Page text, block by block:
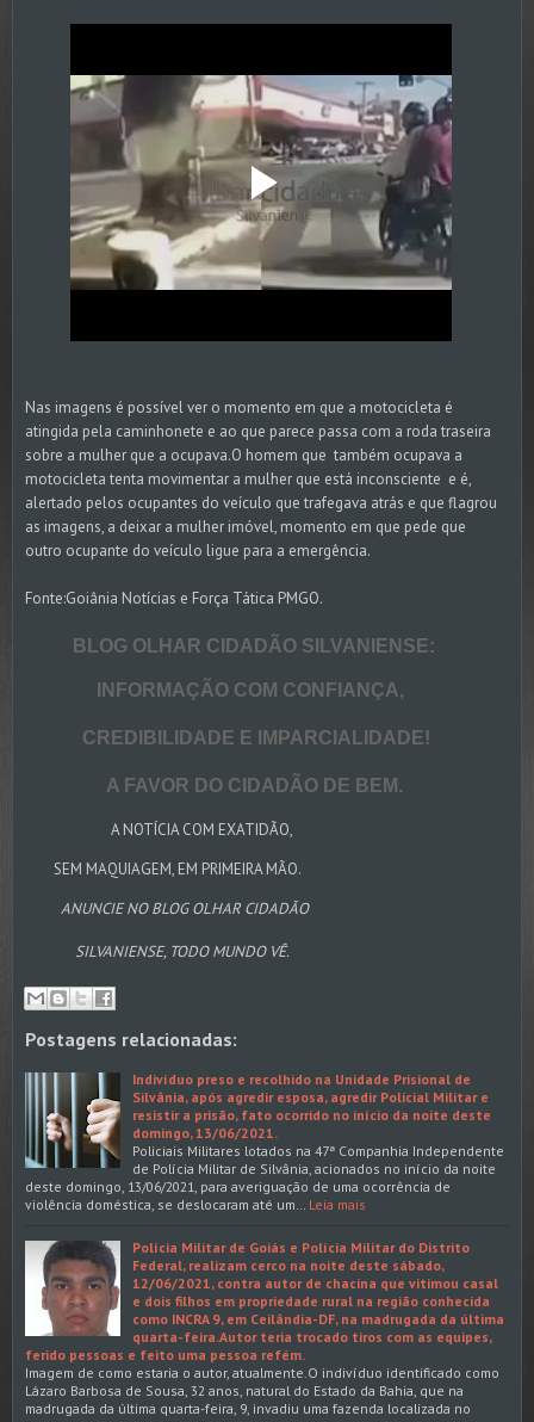
Nas imagens é possível ver o momento em que a motocicleta é
atingida pela caminhonete e ao que parece passa com a roda traseira
sobre a mulher que a ocupava.O homem que também ocupava a
motocicleta tenta movimentar a mulher que está inconsciente e é,
alertado pelos ocupantes do veículo que trafegava atrás e que flagrou
as imagens, a deixar a mulher imóvel, momento em que pede que
outro ocupante do veículo ligue para a emergência.
Fonte:Goiânia Notícias e Força Tática PMGO.
BLOG OLHAR CIDADÃO SILVANIENSE:
INFORMAÇÃO COM CONFIANÇA,
CREDIBILIDADE E IMPARCIALIDADE!
A FAVOR DO CIDADÃO DE BEM.
A NOTÍCIA COM EXATIDÃO,
SEM MAQUIAGEM, EM PRIMEIRA MÃO.
ANUNCIE NO BLOG OLHAR CIDADÃO
SILVANIENSE, TODO MUNDO VÊ.
Postagens relacionadas:
Indivíduo preso e recolhido na Unidade Prisional de
Silvânia, após agredir esposa, agredir Policial Militar e
resistir a prisão, fato ocorrido no início da noite deste
domingo, 13/06/2021.
Policiais Militares lotados na 47ª Companhia Independente
de Polícia Militar de Silvânia, acionados no início da noite
deste domingo, 13/06/2021, para averiguação de uma ocorrência de
violência doméstica, se deslocaram até um… Leia mais
Polícia Militar de Goiás e Polícia Militar do Distrito
Federal, realizam cerco na noite deste sábado,
12/06/2021, contra autor de chacina que vitimou casal
e dois filhos em propriedade rural na região conhecida
como INCRA 9, em Ceilândia-DF, na madrugada da última
quarta-feira.Autor teria trocado tiros com as equipes,
ferido pessoas e feito uma pessoa refém.
Imagem de como estaria o autor, atualmente.O indivíduo identificado como
Lázaro Barbosa de Sousa, 32 anos, natural do Estado da Bahia, que na
madrugada da última quarta-feira, 9, invadiu uma fazenda localizada no